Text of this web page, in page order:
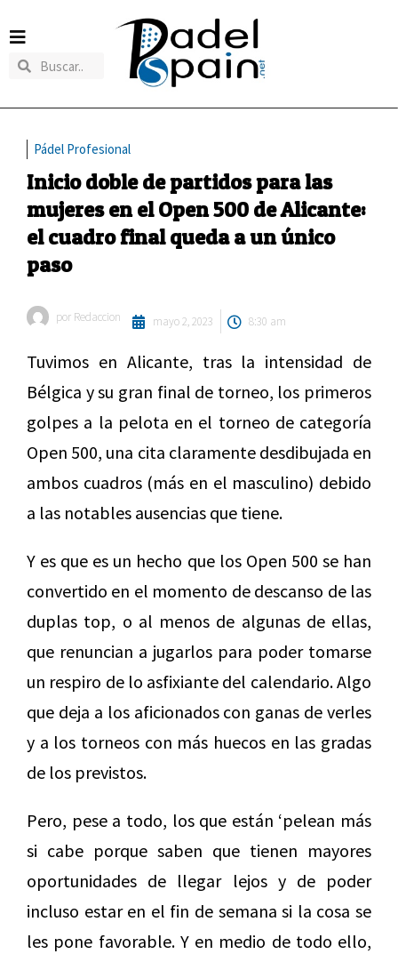
Pádel Profesional
Inicio doble de partidos para las
mujeres en el Open 500 de Alicante:
el cuadro final queda a un único
paso
por Redaccion mayo 2, 2023 8:30 am
Tuvimos en Alicante, tras la intensidad de
Bélgica y su gran final de torneo, los primeros
golpes a la pelota en el torneo de categoría
Open 500, una cita claramente desdibujada en
ambos cuadros (más en el masculino) debido
a las notables ausencias que tiene.
Y es que es un hecho que los Open 500 se han
convertido en el momento de descanso de las
duplas top, o al menos de algunas de ellas,
que renuncian a jugarlos para poder tomarse
un respiro de lo asfixiante del calendario. Algo
que deja a los aficionados con ganas de verles
y a los torneos con más huecos en las gradas
de los previstos.
Pero, pese a todo, los que están ‘pelean más
si cabe porque saben que tienen mayores
oportunidades de llegar lejos y de poder
incluso estar en el fin de semana si la cosa se
les pone favorable. Y en medio de todo ello,